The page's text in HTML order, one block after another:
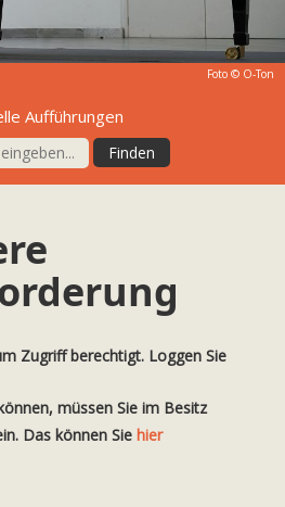
Foto © O-Ton
Aufführungen
Zugriff berechtigt. Loggen Sie
müssen Sie im Besitz
Das können Sie hier